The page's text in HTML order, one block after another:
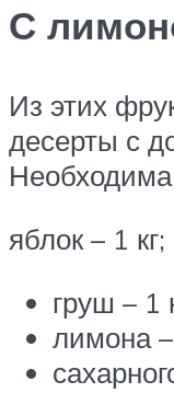
С
Из этих
десерты с
Необходима
яблок – 1 кг;
груш – 1
лимона